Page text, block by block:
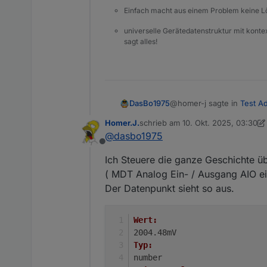
Einfach macht aus einem Problem keine
universelle Gerätedatenstruktur mit
sagt alles!
DasBo1975@homer-j sagte in Test
Hallo,
ich würde mich hier
Kann man eine
Anfrage zur 0–100 %-
Hallo @homer.j,
über den deine Pumpe
Offline
Homer.J.schrieb am 10. Okt. 2025, 03:30
zuletzt editiert von Homer.J.10.
@dasbo1975
Ich Steuere die ganze Geschichte
( MDT Analog Ein- / Ausgang AIO
Der Datenpunkt sieht so aus.
Wert:
2004.48mV
Typ:
number